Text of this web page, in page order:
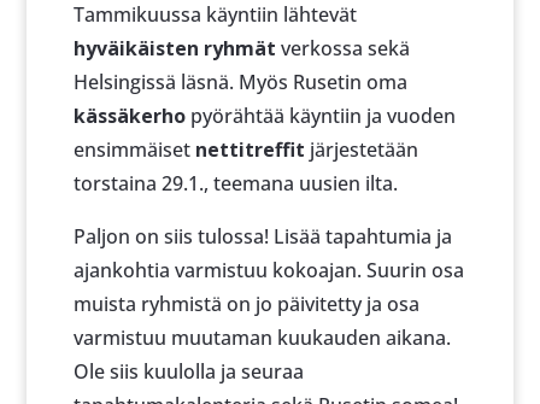
Tammikuussa käyntiin lähtevät
hyväikäisten ryhmät verkossa sekä
Helsingissä läsnä. Myös Rusetin oma
kässäkerhopyörähtää käyntiin ja vuoden
ensimmäiset nettitreffit järjestetään
torstaina 29.1., teemana uusien ilta.
Paljon on siis tulossa! Lisää tapahtumia ja
ajankohtia varmistuu kokoajan. Suurin osa
muista ryhmistä on jo päivitetty ja osa
varmistuu muutaman kuukauden aikana.
Ole siis kuulolla ja seuraa